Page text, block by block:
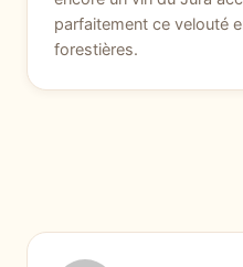
parfaitement ce velouté
forestières.